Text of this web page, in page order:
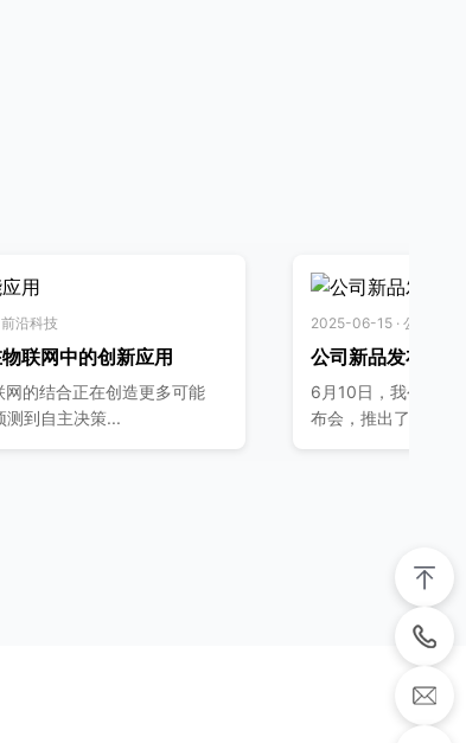
创新应用
在创造更多可能
策...
2025-06-15 · 公司动态
公司新品发布会圆满成功
6月10日，我公司成功举办了
布会，推出了多款创新物联网